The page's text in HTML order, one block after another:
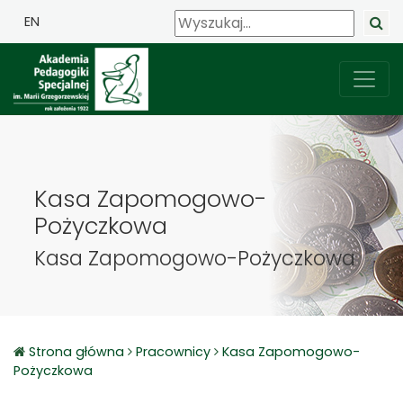
EN
Kasa Zapomogowo-
Pożyczkowa
Kasa Zapomogowo-Pożyczkowa
Strona główna Pracownicy
Kasa Zapomogowo-
Pożyczkowa